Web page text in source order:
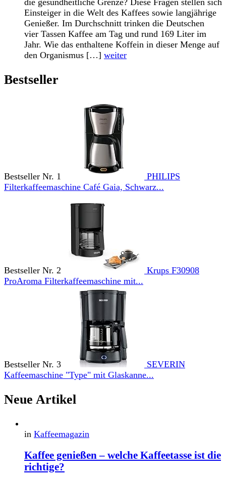
Einsteiger in die Welt des Kaffees sowie langjährige
Genießer. Im Durchschnitt trinken die Deutschen
vier Tassen Kaffee am Tag und rund 169 Liter im
Jahr. Wie das enthaltene Koffein in dieser Menge auf
den Organismus […] weiter
Bestseller
Bestseller Nr. 1
PHILIPS
Filterkaffeemaschine Café Gaia, Schwarz...
Bestseller Nr. 2
Krups F30908
ProAroma Filterkaffeemaschine mit...
Bestseller Nr. 3
SEVERIN
Kaffeemaschine "Type" mit Glaskanne...
Neue Artikel
in Kaffeemagazin
Kaffee genießen – welche Kaffeetasse ist die
richtige?